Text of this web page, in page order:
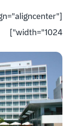
width="1024"]